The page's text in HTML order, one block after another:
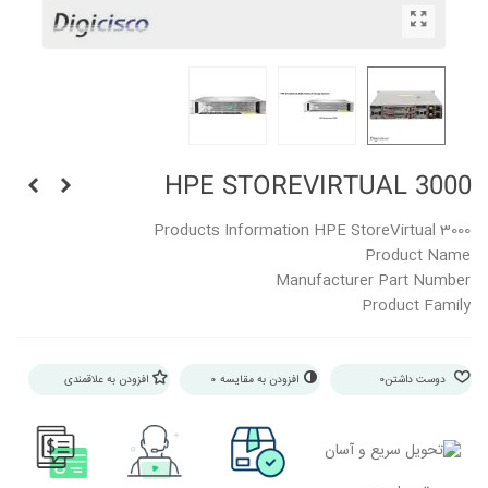
HPE STOREVIRTUAL 3000
Products Information HPE StoreVirtual 3000
Product Name
Manufacturer Part Number
Product Family
دوست داشتن0 افزودن به مقایسه 0 افزودن به علاقمندی